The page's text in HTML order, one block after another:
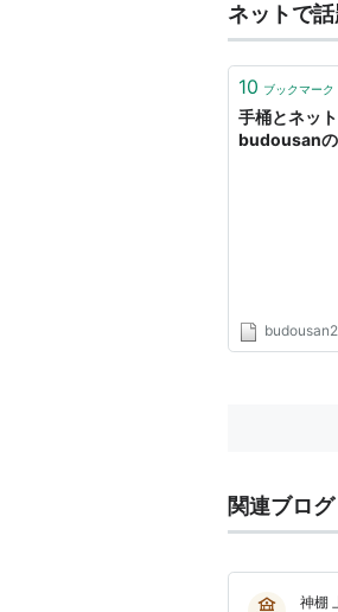
ネットで話
10 ブックマーク
手桶とネッ
budousan
関連ブログ
神棚